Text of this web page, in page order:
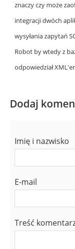
znaczy czy może
integracji dwóch
wysyłania zapytań
Robot by wtedy z
odpowiedział
Dodaj
Imię i nazwisko
E-mail
Treść